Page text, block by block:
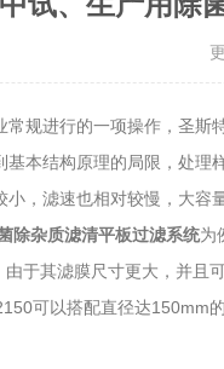
进行的一项操作，圣斯
本结构原理的局限，处
，滤速也相对较慢，大容
除杂质滤清平板过滤系统为
于其滤膜尺寸更大，并且
可以搭配直径达150mm